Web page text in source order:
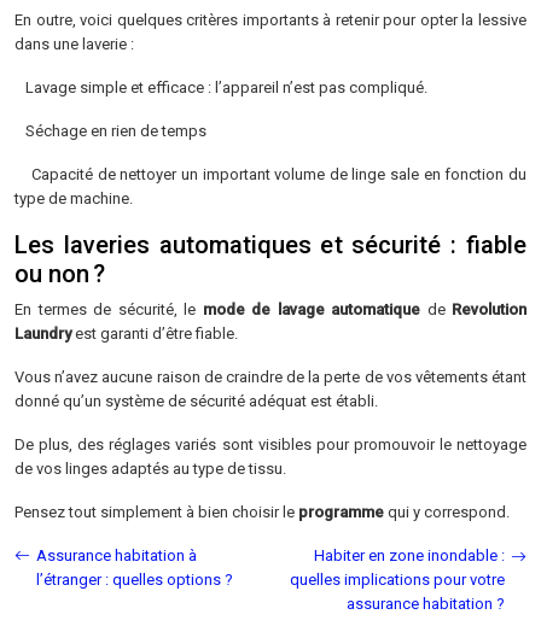
En outre, voici quelques critères importants à retenir pour opter la lessive
dans une laverie :
Lavage simple et efficace : l’appareil n’est pas compliqué.
Séchage en rien de temps
Capacité de nettoyer un important volume de linge sale en fonction du
type de machine.
Les laveries automatiques et sécurité : fiable
ou non ?
En termes de sécurité, le mode de lavage automatique de Revolution
Laundryest garanti d’être fiable.
Vous n’avez aucune raison de craindre de la perte de vos vêtements étant
donné qu’un système de sécurité adéquat est établi.
De plus, des réglages variés sont visibles pour promouvoir le nettoyage
de vos linges adaptés au type de tissu.
Pensez tout simplement à bien choisir le programme qui y correspond.
Assurance habitation à
l’étranger : quelles options ?
Habiter en zone inondable :
quelles implications pour votre
assurance habitation ?